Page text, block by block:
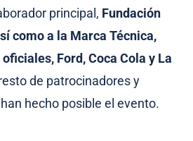
principal, Fundación
como a la Marca Técnica,
Ford, Coca Cola y La
de patrocinadores y
hecho posible el evento.